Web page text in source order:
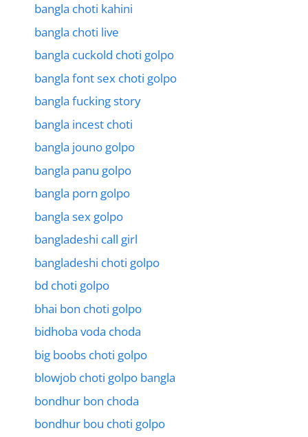
bangla choti kahini
bangla choti live
bangla cuckold choti golpo
bangla font sex choti golpo
bangla fucking story
bangla incest choti
bangla jouno golpo
bangla panu golpo
bangla porn golpo
bangla sex golpo
bangladeshi call girl
bangladeshi choti golpo
bd choti golpo
bhai bon choti golpo
bidhoba voda choda
big boobs choti golpo
blowjob choti golpo bangla
bondhur bon choda
bondhur bou choti golpo